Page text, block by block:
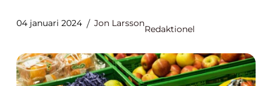
04 januari 2024 Jon Larsson
Redaktionel